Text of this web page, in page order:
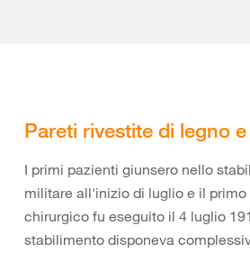
Pareti rivestite di legno
I primi pazienti giunsero nello
militare all'inizio di luglio e il
chirurgico fu eseguito il 4 luglio
stabilimento disponeva